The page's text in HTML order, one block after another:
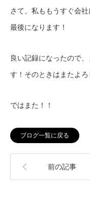
さて、私ももうすぐ会
最後になります！
良い記録になったので
す！そのときはまたよろ
ではまた！！
ブログ一覧に戻る
前の記事